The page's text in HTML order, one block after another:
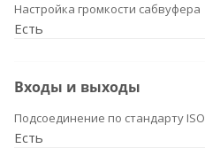
Настройка громкости сабвуфера
Есть
Входы и выходы
Подсоединение по стандарту ISO
Есть